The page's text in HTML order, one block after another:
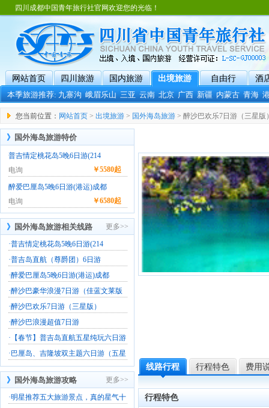
四川成都中国青年旅行社官网欢迎您的光临！
网站首页 四川旅游 国内旅游 出境旅游 自由行
酒
本季旅游推荐:九寨沟 峨眉乐山 三亚 云南 北京 广西 新疆 内蒙古 青海
您当前位置： 网站首页 > 出境旅游 > 国外海岛旅游 > 醉沙巴欢乐7日游（三星版
》 国外海岛旅游特价
普吉情定桃花岛5晚6日游(214
电询
￥5580起
醉爱巴厘岛5晚6日游(港运)成都
电询
￥6580起
》 国外海岛旅游相关线路 更多>>
·普吉情定桃花岛5晚6日游(214
·普吉岛直航（尊爵团）6日游
·醉爱巴厘岛5晚6日游(港运)成都
·醉沙巴豪华浪漫7日游（佳蓝文莱版
·醉沙巴欢乐7日游（三星版）
·醉沙巴浪漫超值7日游
· 【春节】普吉岛直航五星纯玩六日游
· 巴厘岛、吉隆坡双主题六日游（五星
》 国外海岛旅游攻略 更多>>
·明星推荐五大旅游景点，真的星气十
线路行程 行程特色 费用
行程特色